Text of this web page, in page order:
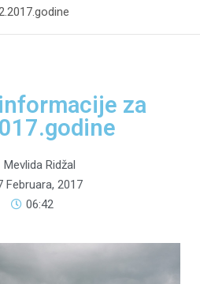
za
Mevlida Ridžal
Februara, 2017
06:42